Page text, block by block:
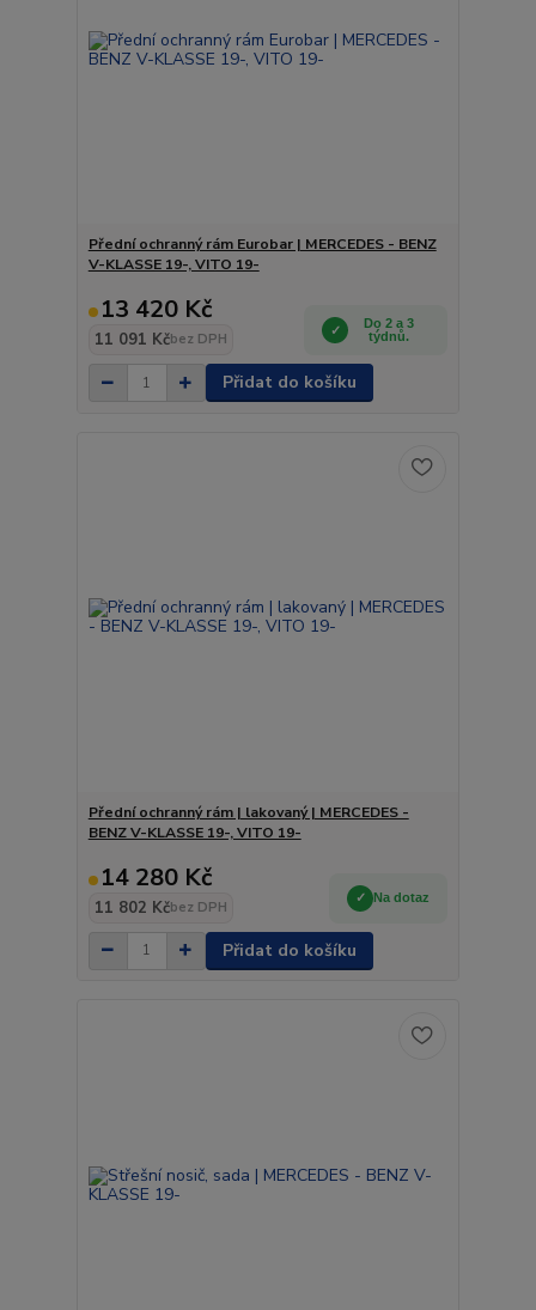
Přední ochranný rám Eurobar | MERCEDES - BENZ
V-KLASSE 19-, VITO 19-
13 420 Kč
11 091 Kčbez DPH
Do 2 a 3
týdnů.
Přidat do košíku
Přední ochranný rám | lakovaný | MERCEDES -
BENZ V-KLASSE 19-, VITO 19-
14 280 Kč
11 802 Kčbez DPH
Na dotaz
Přidat do košíku